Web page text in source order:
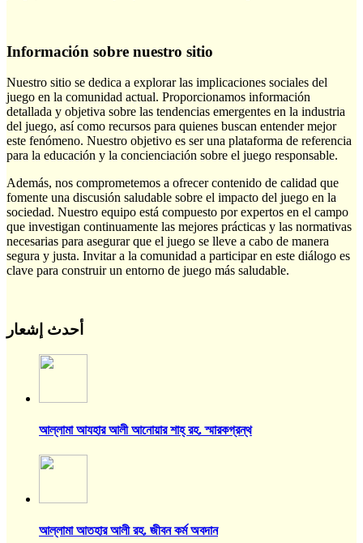
Información sobre nuestro sitio
Nuestro sitio se dedica a explorar las implicaciones sociales del
juego en la comunidad actual. Proporcionamos información
detallada y objetiva sobre las tendencias emergentes en la industria
del juego, así como recursos para quienes buscan entender mejor
este fenómeno. Nuestro objetivo es ser una plataforma de referencia
para la educación y la concienciación sobre el juego responsable.
Además, nos comprometemos a ofrecer contenido de calidad que
fomente una discusión saludable sobre el impacto del juego en la
sociedad. Nuestro equipo está compuesto por expertos en el campo
que investigan continuamente las mejores prácticas y las normativas
necesarias para asegurar que el juego se lleve a cabo de manera
segura y justa. Invitar a la comunidad a participar en este diálogo es
clave para construir un entorno de juego más saludable.
أحدث إشعار
আল্লামা আযহার আলী আনোয়ার শাহ্‌ রহ. স্মারকগ্রন্থ
আল্লামা আতহার আলী রহ. জীবন কর্ম অবদান